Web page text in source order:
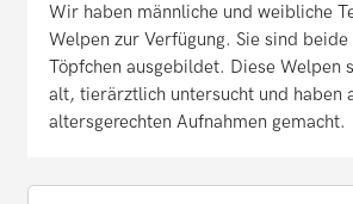
Wir haben männliche und weibliche
Welpen zur Verfügung. Sie sind beide
Töpfchen ausgebildet. Diese Welpen
alt, tierärztlich untersucht und haben
altersgerechten Aufnahmen gemacht.